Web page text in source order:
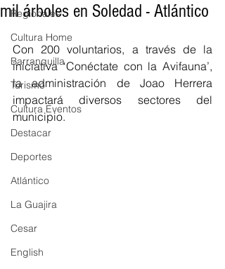
Regionales
Cultura Home
Barranquilla
Turismo
Cultura Eventos
Destacar
Deportes
Atlántico
La Guajira
Cesar
English
mil árboles en Soledad - Atlántico
Con 200 voluntarios, a través de la
iniciativa ‘Conéctate con la Avifauna’,
la administración de Joao Herrera
impactará diversos sectores del
municipio.